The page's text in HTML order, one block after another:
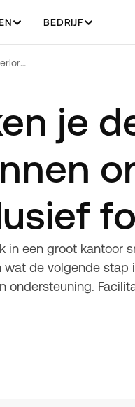
BEDRIJF
Hoe bereken je de kosten van verloren sleutels binnen organisaties? (Volledig model inclusief formule)
je
in een groot
de volgende
ondersteuning.